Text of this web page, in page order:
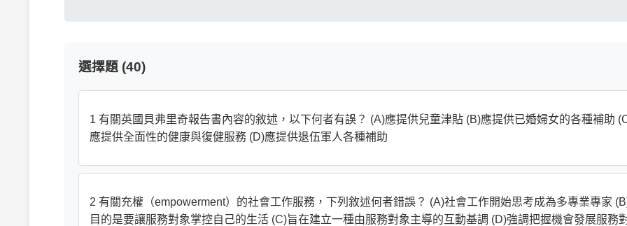
選擇題 (40)
1 有關英國貝弗里奇報告書內容的敘述，以下何者有誤？ (A)應提供兒童津貼 (B)應提供已婚婦女的各種補助
應提供全面性的健康與復健服務 (D)應提供退伍軍人各種補助
2 有關充權（empowerment）的社會工作服務，下列敘述何者錯誤？ (A)社會工作開始思考成為多專業專家
目的是要讓服務對象掌控自己的生活 (C)旨在建立一種由服務對象主導的互動基調 (D)強調把握機會發展服務